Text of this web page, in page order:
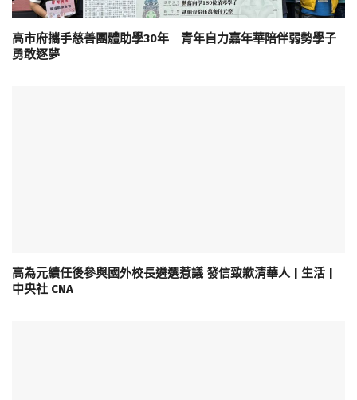
高市府攜手慈善團體助學30年 青年自力嘉年華陪伴弱勢學子
勇敢逐夢
高為元續任後參與國外校長遴選惹議 發信致歉清華人 | 生活 |
中央社 CNA